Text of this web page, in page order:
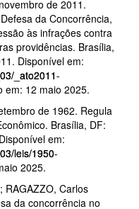
de 2011.
da Concorrência,
às infrações contra
providências. Brasília,
Disponível em:
_ato2011-
em: 12 maio 2025.
de 1962. Regula
Brasília, DF:
em:
leis/1950-
2025.
RAGAZZO, Carlos
da concorrência no